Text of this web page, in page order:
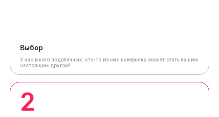
Выбор
У нас много подопечных, кто-то из них наверняка может стать вашим
настоящим другом!
2